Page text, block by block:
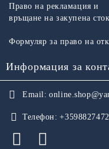
Право на рекламация и
връщане на закупена
Формуляр за право на
Информация за
Email:
Телефон: